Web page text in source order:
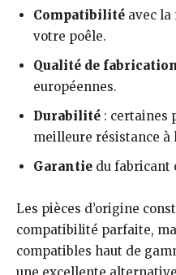
Compatibilité avec la
votre poêle.
Qualité de
européennes.
Durabilité : certaines
meilleure résistance à
Garantie du fabricant
Les pièces d’origine
compatibilité parfaite,
compatibles haut de